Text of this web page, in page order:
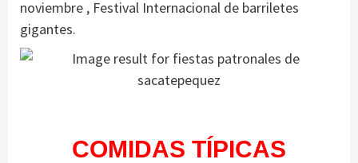
noviembre , Festival Internacional de barriletes
gigantes.
COMIDAS TÍPICAS